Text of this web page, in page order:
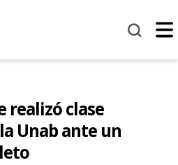
realizó clase
Unab ante un